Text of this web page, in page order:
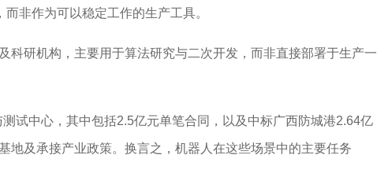
而非作为可以稳定工作的生产工具。
研机构，主要用于算法研究与二次开发，而非直接部署于生产一
试中心，其中包括2.5亿元单笔合同，以及中标广西防城港2.64亿
地及承接产业政策。换言之，机器人在这些场景中的主要任务